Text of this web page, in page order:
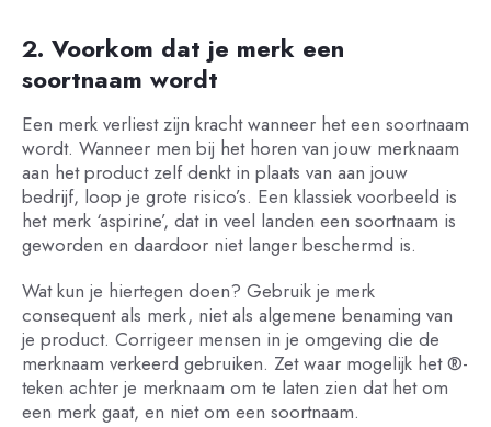
2. Voorkom dat je merk een
soortnaam wordt
Een merk verliest zijn kracht wanneer het een soortnaam
wordt. Wanneer men bij het horen van jouw merknaam
aan het product zelf denkt in plaats van aan jouw
bedrijf, loop je grote risico’s. Een klassiek voorbeeld is
het merk ‘aspirine’, dat in veel landen een soortnaam is
geworden en daardoor niet langer beschermd is.
Wat kun je hiertegen doen? Gebruik je merk
consequent als merk, niet als algemene benaming van
je product. Corrigeer mensen in je omgeving die de
merknaam verkeerd gebruiken. Zet waar mogelijk het ®-
teken achter je merknaam om te laten zien dat het om
een merk gaat, en niet om een soortnaam.